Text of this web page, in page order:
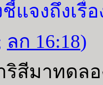
ชี้แจงถึงเ
ลก 16:18)
ริสีมาทดล